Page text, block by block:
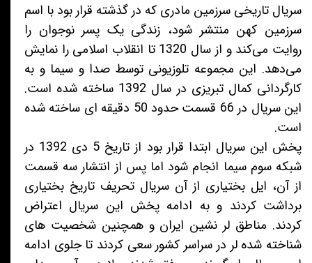
سریال تاریخی سرزمین مادری که در گذشته قرار بود با اسم
سرزمین کهن منتشر شود، زندگی یک پسر نوجوان را
روایت می‌کند و از سال 1320 تا انقلاب اسلامی را نمایش
می‌دهد. این مجموعه تلوزیونی توسط صدا و سیما و به
کارگردانی کمال تبریزی در سال 1392 ساخته شده است.
این سریال در 66 قسمت حدود 50 دقیقه ای ساخته شده
است.
پخش این سریال ابتدا قرار بود از تاریخ 5 دی 1392 در
شبکه سوم سیما انجام شود اما پس از انتشار سه قسمت
از آن، ایل بختیاری از آن سریال تحریف تاریخ بختیاری
برداشت کردند و به ادامه پخش این سریال اعتراض
کردند. مناطق لر نشین ایران و همچنین شخصیت های
شناخته شده لر در سراسر کشور سعی کردند تا جلوی ادامه